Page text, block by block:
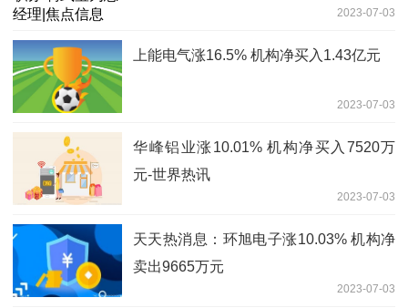
2023-07-03
上能电气涨16.5% 机构净买入1.43亿元
2023-07-03
华峰铝业涨10.01% 机构净买入7520万
元-世界热讯
2023-07-03
天天热消息：环旭电子涨10.03% 机构净
卖出9665万元
2023-07-03